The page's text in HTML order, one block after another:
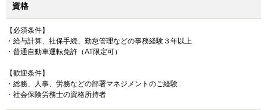
資格
【必須条件】
・給与計算、社保手続、勤怠管理などの事務経験３年以上
・普通自動車運転免許（AT限定可）
【歓迎条件】
・総務、人事、労務などの部署マネジメントのご経験
・社会保険労務士の資格所持者